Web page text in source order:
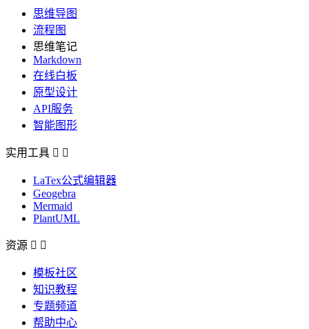
思维导图
流程图
思维笔记
Markdown
在线白板
原型设计
API服务
智能图形
实用工具  
LaTex公式编辑器
Geogebra
Mermaid
PlantUML
资源  
模板社区
知识教程
专题频道
帮助中心